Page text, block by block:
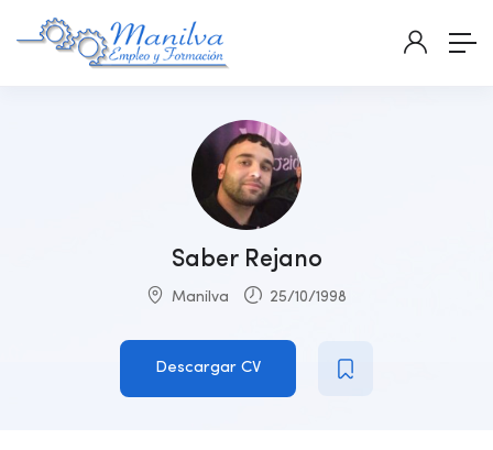
Saber Rejano
Manilva 25/10/1998
Descargar CV